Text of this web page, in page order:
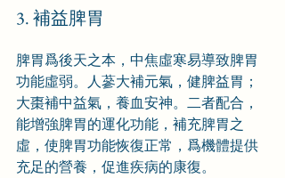
3. 補益脾胃
脾胃爲後天之本，中焦虛寒易導致脾胃
功能虛弱。人蔘大補元氣，健脾益胃；
大棗補中益氣，養血安神。二者配合，
能增強脾胃的運化功能，補充脾胃之
虛，使脾胃功能恢復正常，爲機體提供
充足的營養，促進疾病的康復。